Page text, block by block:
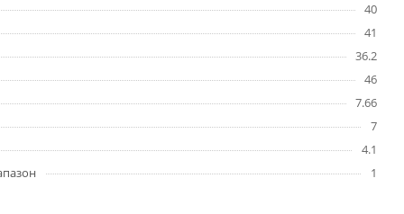
40
41
36.2
46
7.66
7
4.1
1